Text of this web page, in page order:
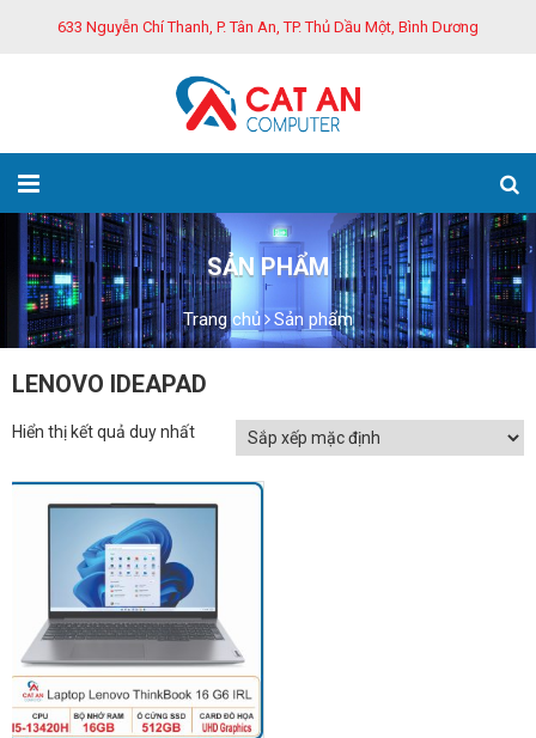
633 Nguyễn Chí Thanh, P. Tân An, TP. Thủ Dầu Một, Bình Dương
SẢN PHẨM
Trang chủ Sản phẩm
LENOVO IDEAPAD
Hiển thị kết quả duy nhất
GIẢM GIÁ!